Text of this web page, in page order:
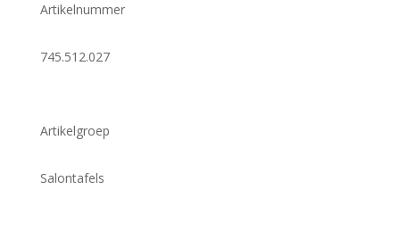
Artikelnummer
745.512.027
Artikelgroep
Salontafels